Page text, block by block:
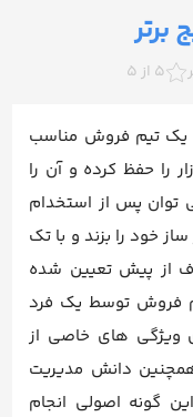
برتر
5 از 5
یک تیم فروش مناسب
را حفظ کرده و آن را
پس از استخدام
خود را بزند و با تک
از پیش تعیین شده
فروش توسط یک فرد
ویژگی های خاصی از
دانش مدیریت
گونه اصولی انجام